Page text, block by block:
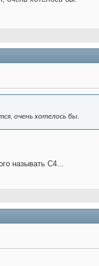
очень хотелось бы.
называть С4...